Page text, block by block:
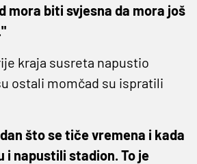
mora biti svjesna da mora još
kraja susreta napustio
ostali momčad su ispratili
što se tiče vremena i kada
i napustili stadion. To je